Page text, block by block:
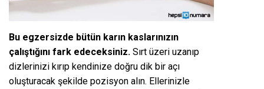
Bu egzersizde bütün karın kaslarınızın
çalıştığını fark edeceksiniz. Sırt üzeri uzanıp
dizlerinizi kırıp kendinize doğru dik bir açı
oluşturacak şekilde pozisyon alın. Ellerinizle